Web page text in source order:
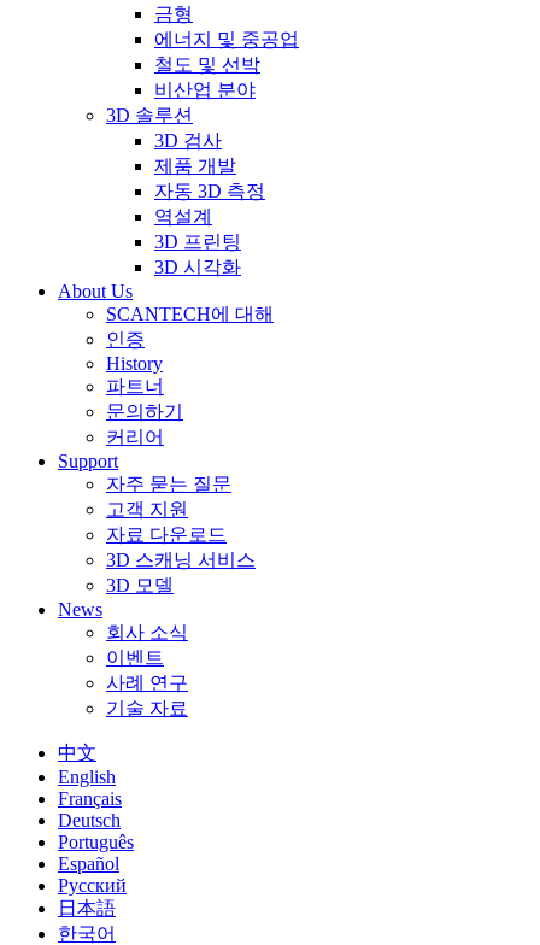
금형
에너지 및 중공업
철도 및 선박
비산업 분야
3D 솔루션
3D 검사
제품 개발
자동 3D 측정
역설계
3D 프린팅
3D 시각화
About Us
SCANTECH에 대해
인증
History
파트너
문의하기
커리어
Support
자주 묻는 질문
고객 지원
자료 다운로드
3D 스캐닝 서비스
3D 모델
News
회사 소식
이벤트
사례 연구
기술 자료
中文
English
Français
Deutsch
Português
Español
Русский
日本語
한국어